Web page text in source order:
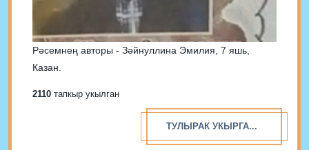
Рәсемнең авторы - Зәйнуллина Эмилия, 7 яшь,
Казан.
2110 тапкыр укылган
ТУЛЫРАК УКЫРГА...